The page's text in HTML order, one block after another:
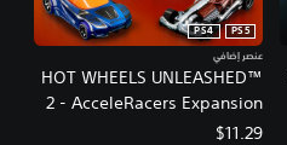
HOT WHEELS UNLEASHED™
2 - AcceleRacers Expansion
Pack
PS5
PS4
عنصر إضافي
$11.29